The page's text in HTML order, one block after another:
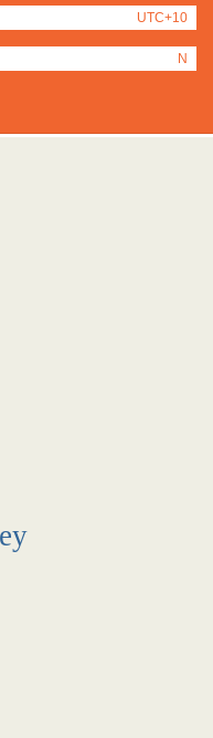
UTC+10
N